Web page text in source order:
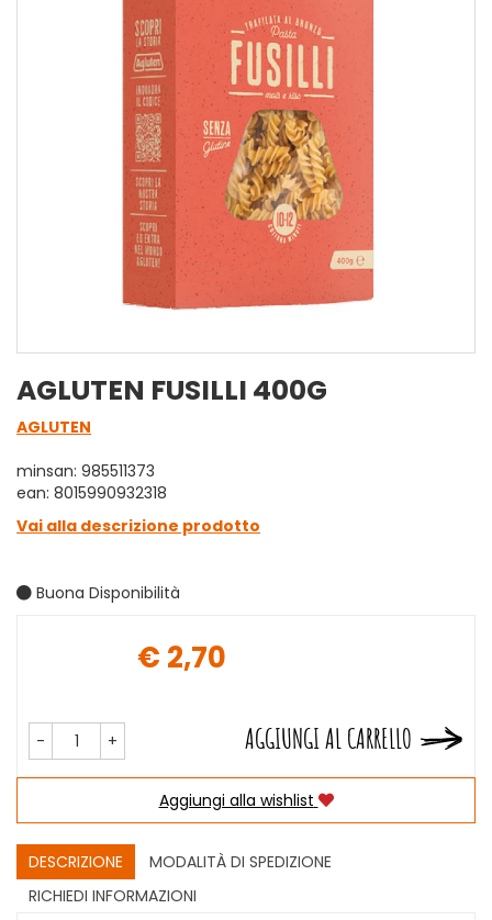
AGLUTEN FUSILLI 400G
AGLUTEN
minsan: 985511373
ean: 8015990932318
Vai alla descrizione prodotto
Buona Disponibilità
€ 2,70
- + AGGIUNGI AL CARRELLO
Aggiungi alla wishlist
DESCRIZIONE
MODALITÀ DI SPEDIZIONE
RICHIEDI INFORMAZIONI